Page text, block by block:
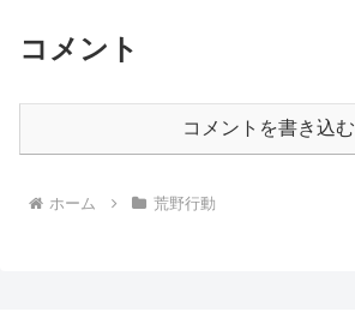
コメント
コメントを書き込む
ホーム 荒野行動